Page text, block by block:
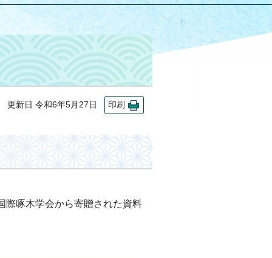
更新日 令和6年5月27日 印刷
際啄木学会から寄贈された資料